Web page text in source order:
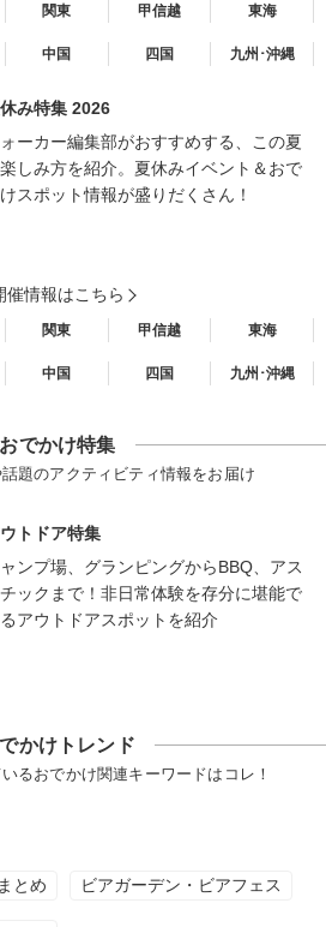
関東 甲信越 東海
中国 四国 九州･沖縄
み特集 2026
ーカー編集部がおすすめする、この夏
しみ方を紹介。夏休みイベント＆おで
スポット情報が盛りだくさん！
催情報はこちら
関東 甲信越 東海
中国 四国 九州･沖縄
おでかけ特集
題のアクティビティ情報をお届け
トドア特集
ンプ場、グランピングからBBQ、アス
ックまで！非日常体験を存分に堪能で
アウトドアスポットを紹介
かけトレンド
るおでかけ関連キーワードはコレ！
とめ ビアガーデン・ビアフェス